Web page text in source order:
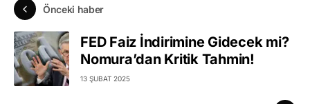
Önceki haber
FED Faiz İndirimine Gidecek mi?
Nomura’dan Kritik Tahmin!
13 ŞUBAT 2025